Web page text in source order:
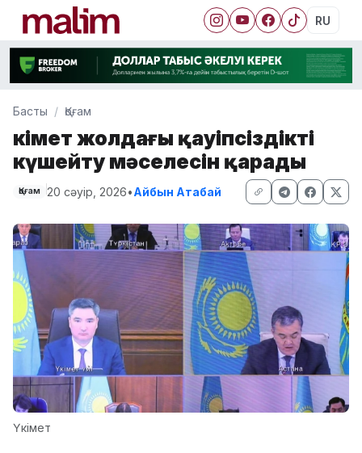
RU
Басты Қоғам
Үкімет жолдағы қауіпсіздікті
күшейту мәселесін қарады
Қоғам 20 сәуір, 2026•Айбын Атабай
Үкімет